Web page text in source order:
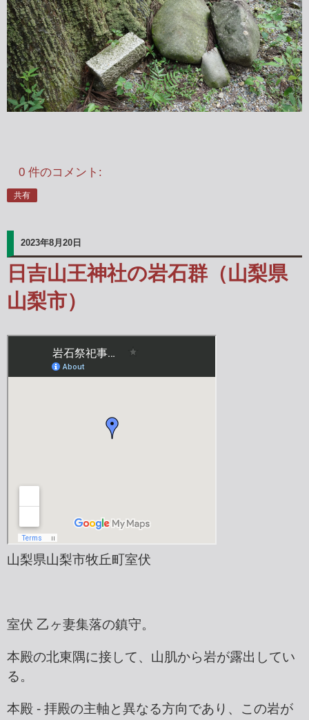
0 件のコメント:
共有
2023年8月20日
日吉山王神社の岩石群（山梨県
山梨市）
山梨県山梨市牧丘町室伏
室伏 乙ヶ妻集落の鎮守。
本殿の北東隅に接して、山肌から岩が露出してい
る。
本殿 - 拝殿の主軸と異なる方向であり、この岩が